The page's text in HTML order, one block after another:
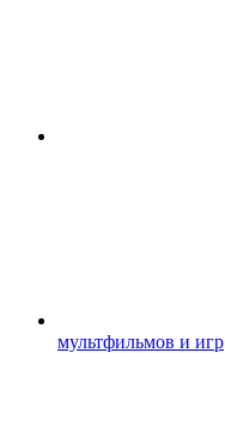
мультфильмов и игр